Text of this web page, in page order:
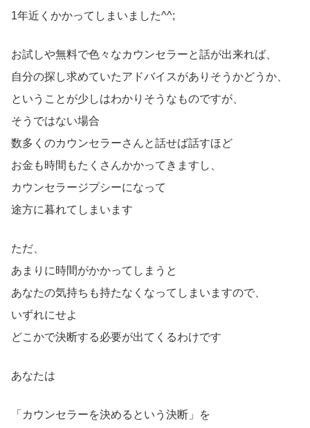
1年近くかかってしまいました^^;
お試しや無料で色々なカウンセラーと話が出来れば、
自分の探し求めていたアドバイスがありそうかどうか、
ということが少しはわかりそうなものですが、
そうではない場合
数多くのカウンセラーさんと話せば話すほど
お金も時間もたくさんかかってきますし、
カウンセラージプシーになって
途方に暮れてしまいます
ただ、
あまりに時間がかかってしまうと
あなたの気持ちも持たなくなってしまいますので、
いずれにせよ
どこかで決断する必要が出てくるわけです
あなたは
「カウンセラーを決めるという決断」を